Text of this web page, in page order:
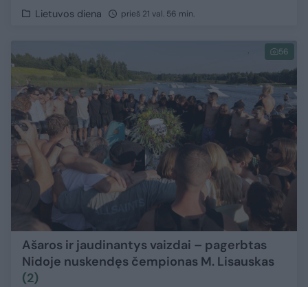
Lietuvos diena prieš 21 val. 56 min.
56
Ašaros ir jaudinantys vaizdai – pagerbtas
Nidoje nuskendęs čempionas M. Lisauskas
(2)